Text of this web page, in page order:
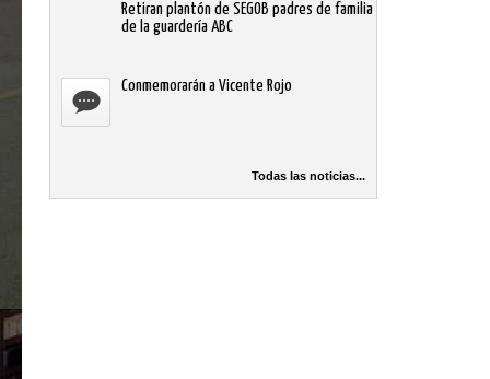
Retiran plantón de SEGOB padres de familia
de la guardería ABC
Conmemorarán a Vicente Rojo
Todas las noticias...